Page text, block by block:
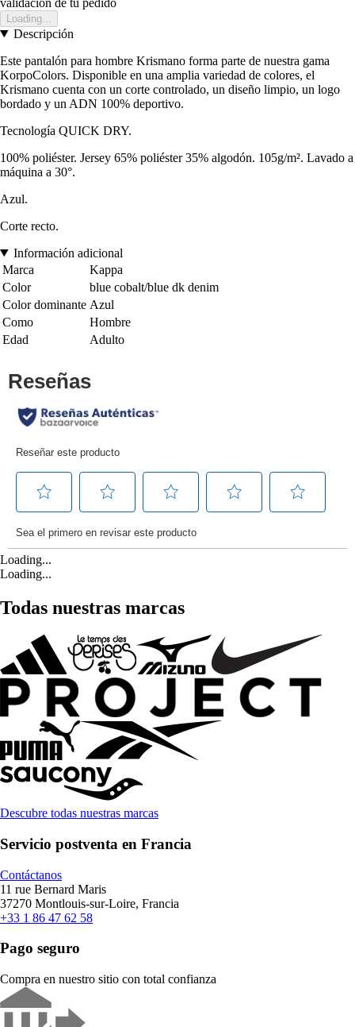
validación de tu pedido
Loading...
Descripción
Este pantalón para hombre Krismano forma parte de nuestra gama
KorpoColors. Disponible en una amplia variedad de colores, el
Krismano cuenta con un corte controlado, un diseño limpio, un logo
bordado y un ADN 100% deportivo.
Tecnología QUICK DRY.
100% poliéster. Jersey 65% poliéster 35% algodón. 105g/m². Lavado a
máquina a 30°.
Azul.
Corte recto.
Información adicional
Marca
Kappa
Color
blue cobalt/blue dk denim
Color dominante Azul
Como
Hombre
Edad
Adulto
Loading...
Loading...
Todas nuestras marcas
Descubre todas nuestras marcas
Servicio postventa en Francia
Contáctanos
11 rue Bernard Maris
37270 Montlouis-sur-Loire, Francia
+33 1 86 47 62 58
Pago seguro
Compra en nuestro sitio con total confianza